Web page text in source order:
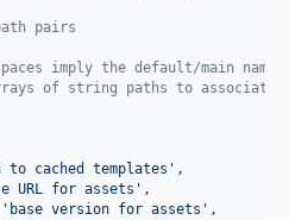
pairs
imply the default/main
of string paths to associate
to cached templates ' ,
URL for assets ' ,
' base version for assets ' ,